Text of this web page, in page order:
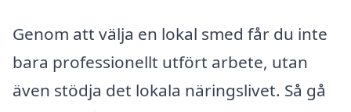
Genom att välja en lokal smed får du inte
bara professionellt utfört arbete, utan
även stödja det lokala näringslivet. Så gå